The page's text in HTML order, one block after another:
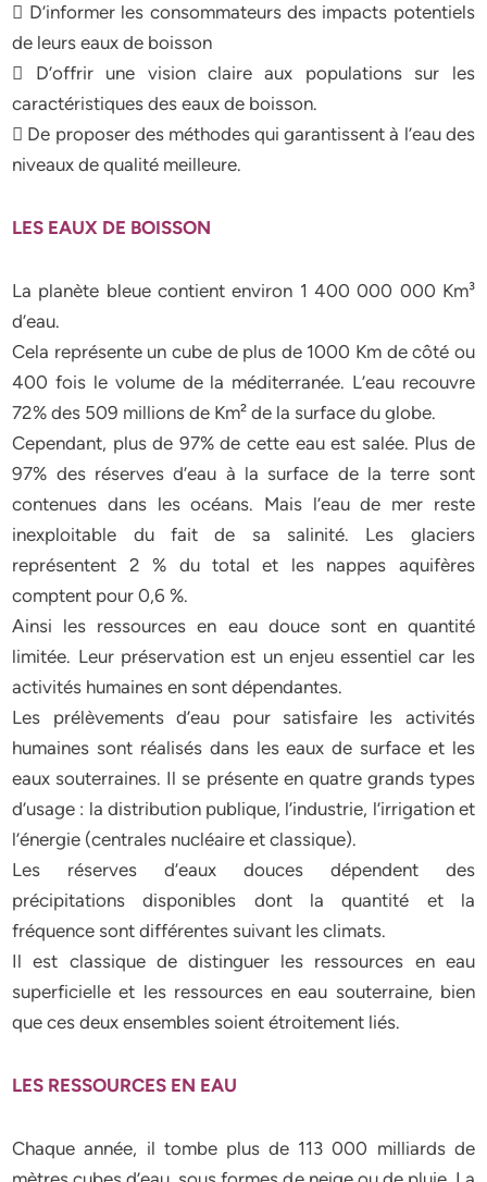
 D’informer les consommateurs des impacts potentiels
de leurs eaux de boisson
 D’offrir une vision claire aux populations sur les
caractéristiques des eaux de boisson.
 De proposer des méthodes qui garantissent à l’eau des
niveaux de qualité meilleure.
LES EAUX DE BOISSON
La planète bleue contient environ 1 400 000 000 Km³
d’eau.
Cela représente un cube de plus de 1000 Km de côté ou
400 fois le volume de la méditerranée. L’eau recouvre
72% des 509 millions de Km² de la surface du globe.
Cependant, plus de 97% de cette eau est salée. Plus de
97% des réserves d’eau à la surface de la terre sont
contenues dans les océans. Mais l’eau de mer reste
inexploitable du fait de sa salinité. Les glaciers
représentent 2 % du total et les nappes aquifères
comptent pour 0,6 %.
Ainsi les ressources en eau douce sont en quantité
limitée. Leur préservation est un enjeu essentiel car les
activités humaines en sont dépendantes.
Les prélèvements d’eau pour satisfaire les activités
humaines sont réalisés dans les eaux de surface et les
eaux souterraines. Il se présente en quatre grands types
d’usage : la distribution publique, l’industrie, l’irrigation et
l’énergie (centrales nucléaire et classique).
Les réserves d’eaux douces dépendent des
précipitations disponibles dont la quantité et la
fréquence sont différentes suivant les climats.
Il est classique de distinguer les ressources en eau
superficielle et les ressources en eau souterraine, bien
que ces deux ensembles soient étroitement liés.
LES RESSOURCES EN EAU
Chaque année, il tombe plus de 113 000 milliards de